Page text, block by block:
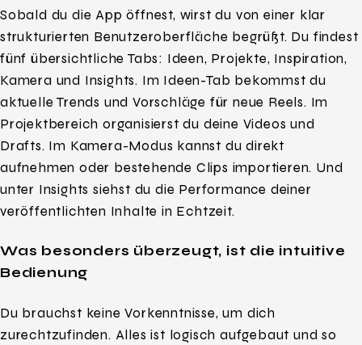
Sobald du die App öffnest, wirst du von einer klar
strukturierten Benutzeroberfläche begrüßt. Du findest
fünf übersichtliche Tabs: Ideen, Projekte, Inspiration,
Kamera und Insights. Im Ideen-Tab bekommst du
aktuelle Trends und Vorschläge für neue Reels. Im
Projektbereich organisierst du deine Videos und
Drafts. Im Kamera-Modus kannst du direkt
aufnehmen oder bestehende Clips importieren. Und
unter Insights siehst du die Performance deiner
veröffentlichten Inhalte in Echtzeit.
Was besonders überzeugt, ist die intuitive
Bedienung
Du brauchst keine Vorkenntnisse, um dich
zurechtzufinden. Alles ist logisch aufgebaut und so